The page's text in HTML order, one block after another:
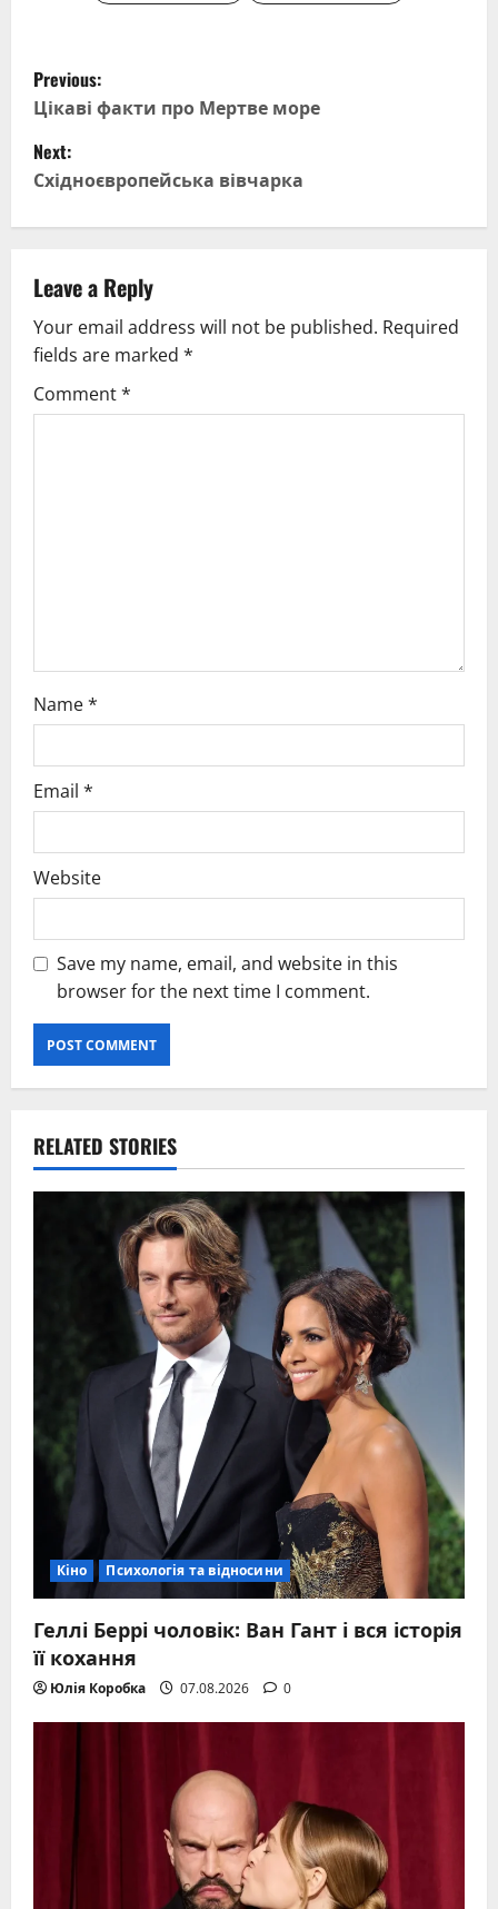
P
o
s
a
v
i
n
Previous:
Цікаві факти про Мертве море
Next:
Східноєвропейська вівчарка
Leave a Reply
Your email address will not be published. Required
fields are marked *
Comment*
Name*
Email *
Website
Save my name, email, and website in this
browser for the next time I comment.
RELATED STORIES
Кіно Психологія та відносини
Геллі Беррі чоловік: Ван Гант і вся історія
її кохання
Юлія Коробка 07.08.2026 0